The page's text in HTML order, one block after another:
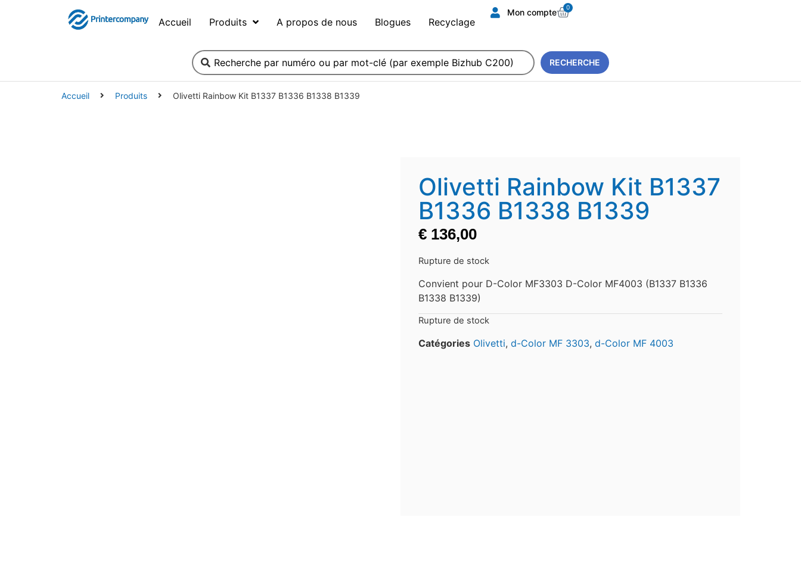
Accueil Produits A propos de nous Blogues Recyclage
Mon compte 0
RECHERCHE
Accueil Produits Olivetti Rainbow Kit B1337 B1336 B1338 B1339
Olivetti Rainbow Kit B1337
B1336 B1338 B1339
€ 136,00
Rupture de stock
Convient pour D-Color MF3303 D-Color MF4003 (B1337 B1336
B1338 B1339)
Rupture de stock
Catégories Olivetti, d-Color MF 3303, d-Color MF 4003